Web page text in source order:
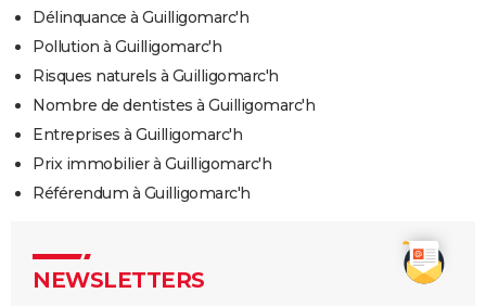
Délinquance à Guilligomarc'h
Pollution à Guilligomarc'h
Risques naturels à Guilligomarc'h
Nombre de dentistes à Guilligomarc'h
Entreprises à Guilligomarc'h
Prix immobilier à Guilligomarc'h
Référendum à Guilligomarc'h
NEWSLETTERS